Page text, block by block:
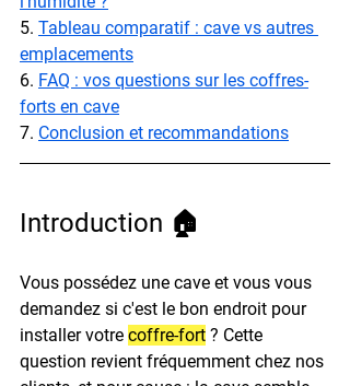
5. Tableau comparatif : cave vs autres
emplacements
6. FAQ : vos questions sur les coffres-
forts en cave
7. Conclusion et recommandations
Introduction 🏠
Vous possédez une cave et vous vous
demandez si c'est le bon endroit pour
installer votre coffre-fort ? Cette
question revient fréquemment chez nos